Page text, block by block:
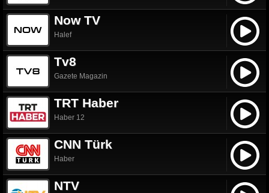
Now TV
Halef
Tv8
Gazete Magazin
TRT Haber
Haber 12
CNN Türk
Haber
NTV